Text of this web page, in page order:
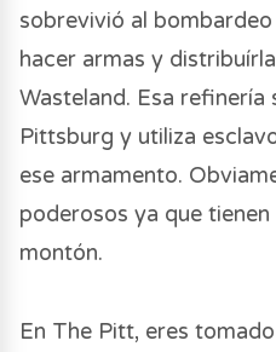
sobrevivió al
hacer armas y
Wasteland. Esa refinería
Pittsburg y utiliza
ese armamento.
poderosos ya que
montón.
En The Pitt, eres